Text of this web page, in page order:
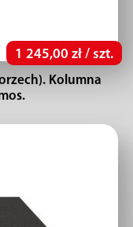
1 245,00 zł / szt.
Kolumna